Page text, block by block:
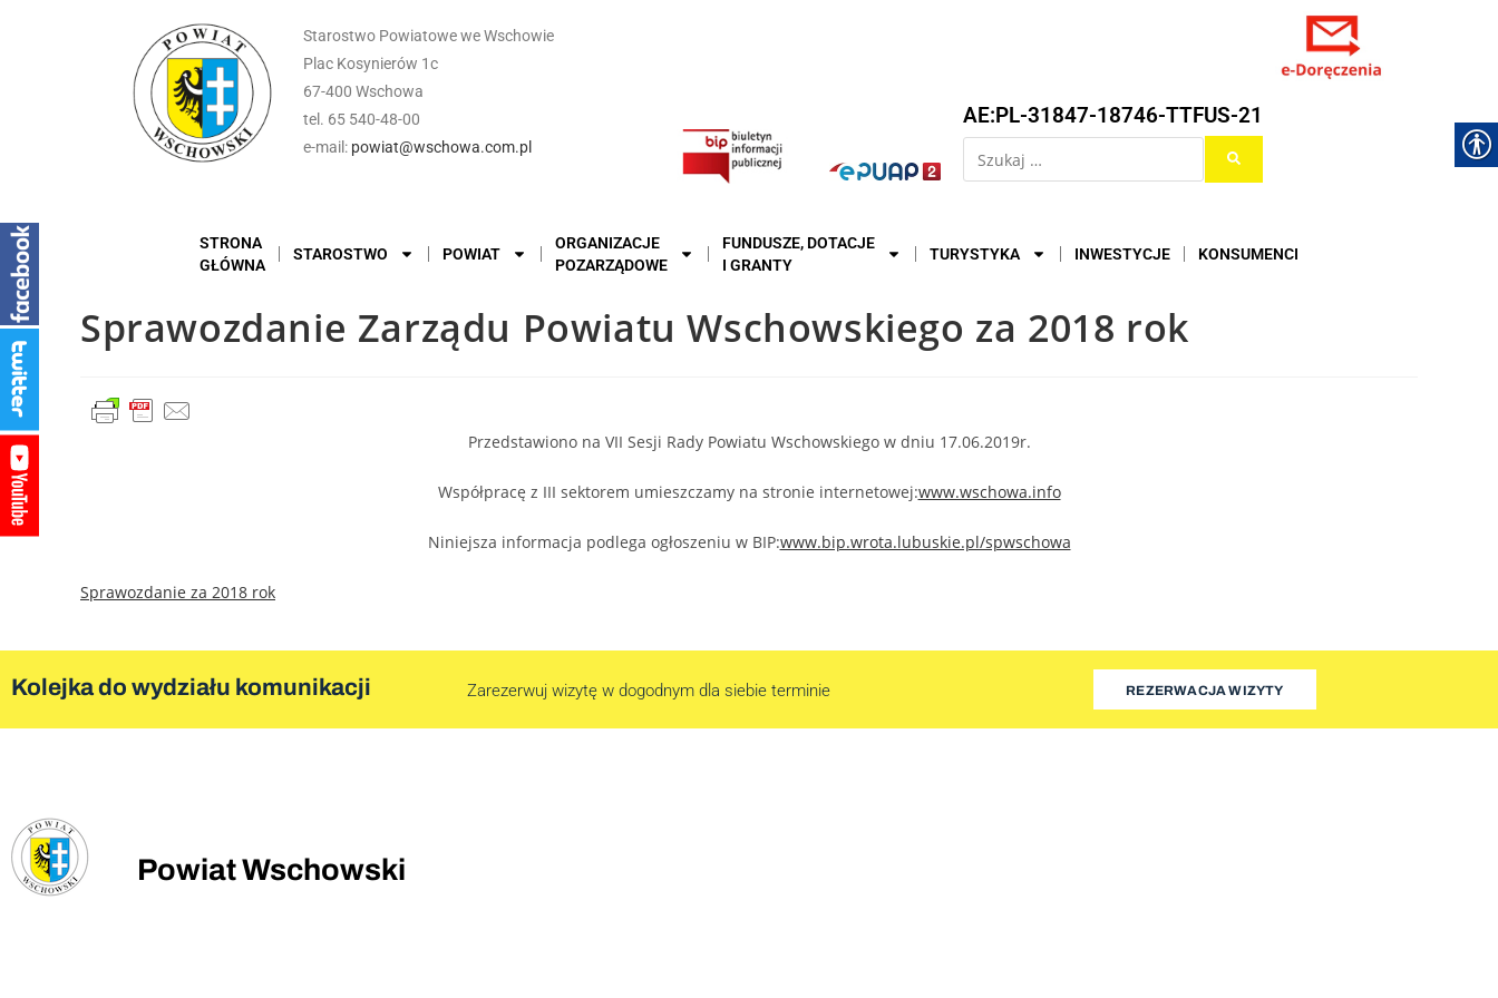
Starostwo Powiatowe we Wschowie
Plac Kosynierów 1c
67-400 Wschowa
tel. 65 540-48-00
e-mail: powiat@wschowa.com.pl
AE:PL-31847-18746-TTFUS-21
STRONA
GŁÓWNA
STAROSTWO POWIAT
ORGANIZACJE
POZARZĄDOWE
FUNDUSZE, DOTACJE
I GRANTY
TURYSTYKA INWESTYCJE KONSUMENCI
Sprawozdanie Zarządu Powiatu Wschowskiego za 2018 rok
Przedstawiono na VII Sesji Rady Powiatu Wschowskiego w dniu 17.06.2019r.
Współpracę z III sektorem umieszczamy na stronie internetowej:www.wschowa.info
Niniejsza informacja podlega ogłoszeniu w BIP:www.bip.wrota.lubuskie.pl/spwschowa
Sprawozdanie za 2018 rok
Kolejka do wydziału komunikacji Zarezerwuj wizytę w dogodnym dla siebie terminie REZERWACJA WIZYTY
Powiat Wschowski